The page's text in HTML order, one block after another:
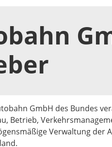
GmbH des Bundes
Betrieb,
Verwaltung der